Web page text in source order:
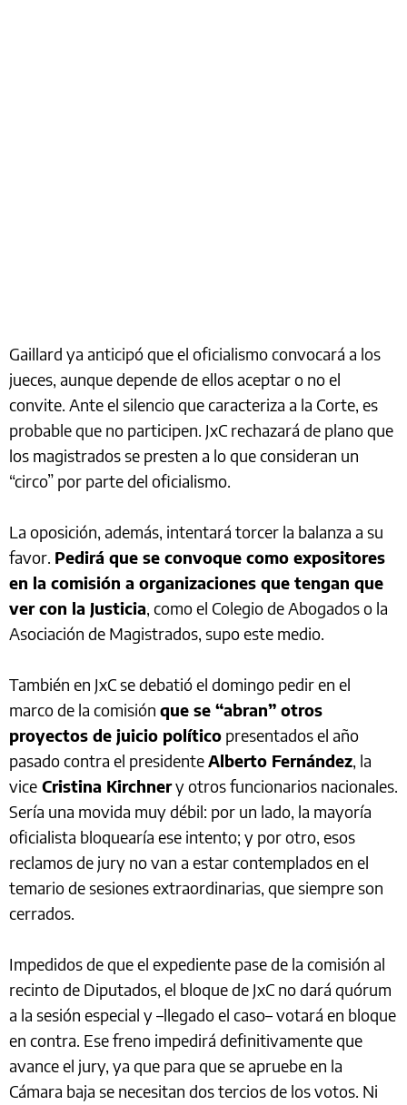
Gaillard ya anticipó que el oficialismo convocará a los
jueces, aunque depende de ellos aceptar o no el
convite. Ante el silencio que caracteriza a la Corte, es
probable que no participen. JxC rechazará de plano que
los magistrados se presten a lo que consideran un
“circo” por parte del oficialismo.
La oposición, además, intentará torcer la balanza a su
favor. Pedirá que se convoque como expositores
en la comisión a organizaciones que tengan que
ver con la Justicia, como el Colegio de Abogados o la
Asociación de Magistrados, supo este medio.
También en JxC se debatió el domingo pedir en el
marco de la comisión que se “abran” otros
proyectos de juicio político presentados el año
pasado contra el presidenteAlberto Fernández, la
vice Cristina Kirchnery otros funcionarios nacionales.
Sería una movida muy débil: por un lado, la mayoría
oficialista bloquearía ese intento; y por otro, esos
reclamos de jury no van a estar contemplados en el
temario de sesiones extraordinarias, que siempre son
cerrados.
Impedidos de que el expediente pase de la comisión al
recinto de Diputados, el bloque de JxC no dará quórum
a la sesión especial y –llegado el caso– votará en bloque
en contra. Ese freno impedirá definitivamente que
avance el jury, ya que para que se apruebe en la
Cámara baja se necesitan dos tercios de los votos. Ni